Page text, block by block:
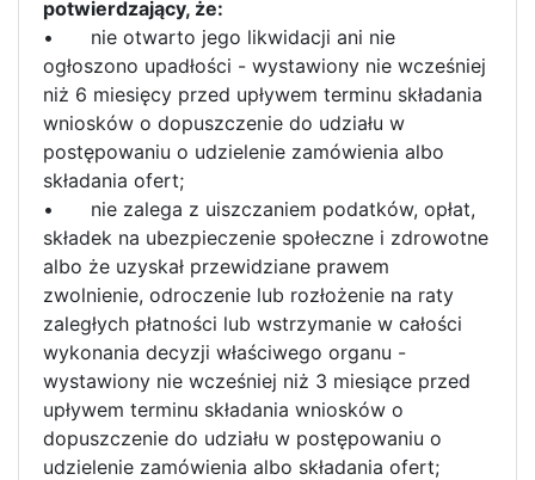
potwierdzający, że:
•
nie otwarto jego likwidacji ani nie
ogłoszono upadłości - wystawiony nie wcześniej
niż 6 miesięcy przed upływem terminu składania
wniosków o dopuszczenie do udziału w
postępowaniu o udzielenie zamówienia albo
składania ofert;
•
nie zalega z uiszczaniem podatków, opłat,
składek na ubezpieczenie społeczne i zdrowotne
albo że uzyskał przewidziane prawem
zwolnienie, odroczenie lub rozłożenie na raty
zaległych płatności lub wstrzymanie w całości
wykonania decyzji właściwego organu -
wystawiony nie wcześniej niż 3 miesiące przed
upływem terminu składania wniosków o
dopuszczenie do udziału w postępowaniu o
udzielenie zamówienia albo składania ofert;